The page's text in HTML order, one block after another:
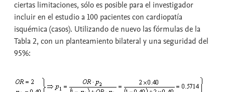
ciertas limitaciones, sólo es posible para el investigador
incluir en el estudio a 100 pacientes con cardiopatía
isquémica (casos). Utilizando de nuevo las fórmulas de la
Tabla 2, con un planteamiento bilateral y una seguridad del
95%: